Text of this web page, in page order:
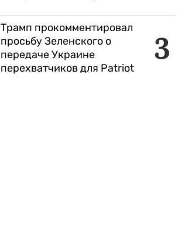
3
Трамп прокомментировал
просьбу Зеленского о
передаче Украине
перехватчиков для Patriot